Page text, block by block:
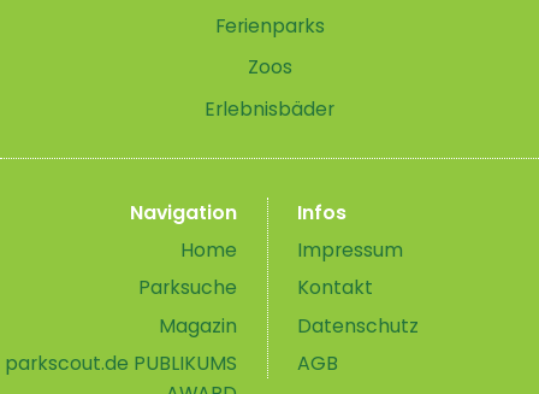
Ferienparks
Zoos
Erlebnisbäder
Navigation
Home
Parksuche
Magazin
parkscout.de PUBLIKUMS
Infos
Impressum
Kontakt
Datenschutz
AGB